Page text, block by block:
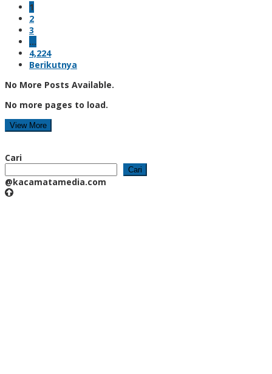
1
2
3
…
4,224
Berikutnya
No More Posts Available.
No more pages to load.
View More
Cari
Cari
@kacamatamedia.com